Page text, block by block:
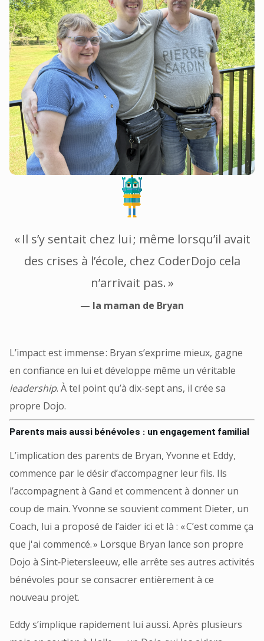
« Il s’y sentait chez lui ; même lorsqu’il avait
des crises à l’école, chez CoderDojo cela
n’arrivait pas. »
— la maman de Bryan
L’impact est immense : Bryan s’exprime mieux, gagne
en confiance en lui et développe même un véritable
leadership. À tel point qu’à dix-sept ans, il crée sa
propre Dojo.
Parents mais aussi bénévoles : un engagement familial
L’implication des parents de Bryan, Yvonne et Eddy,
commence par le désir d’accompagner leur fils. Ils
l’accompagnent à Gand et commencent à donner un
coup de main. Yvonne se souvient comment Dieter, un
Coach, lui a proposé de l’aider ici et là : « C’est comme ça
que j'ai commencé. » Lorsque Bryan lance son propre
Dojo à Sint‑Pietersleeuw, elle arrête ses autres activités
bénévoles pour se consacrer entièrement à ce
nouveau projet.
Eddy s’implique rapidement lui aussi. Après plusieurs